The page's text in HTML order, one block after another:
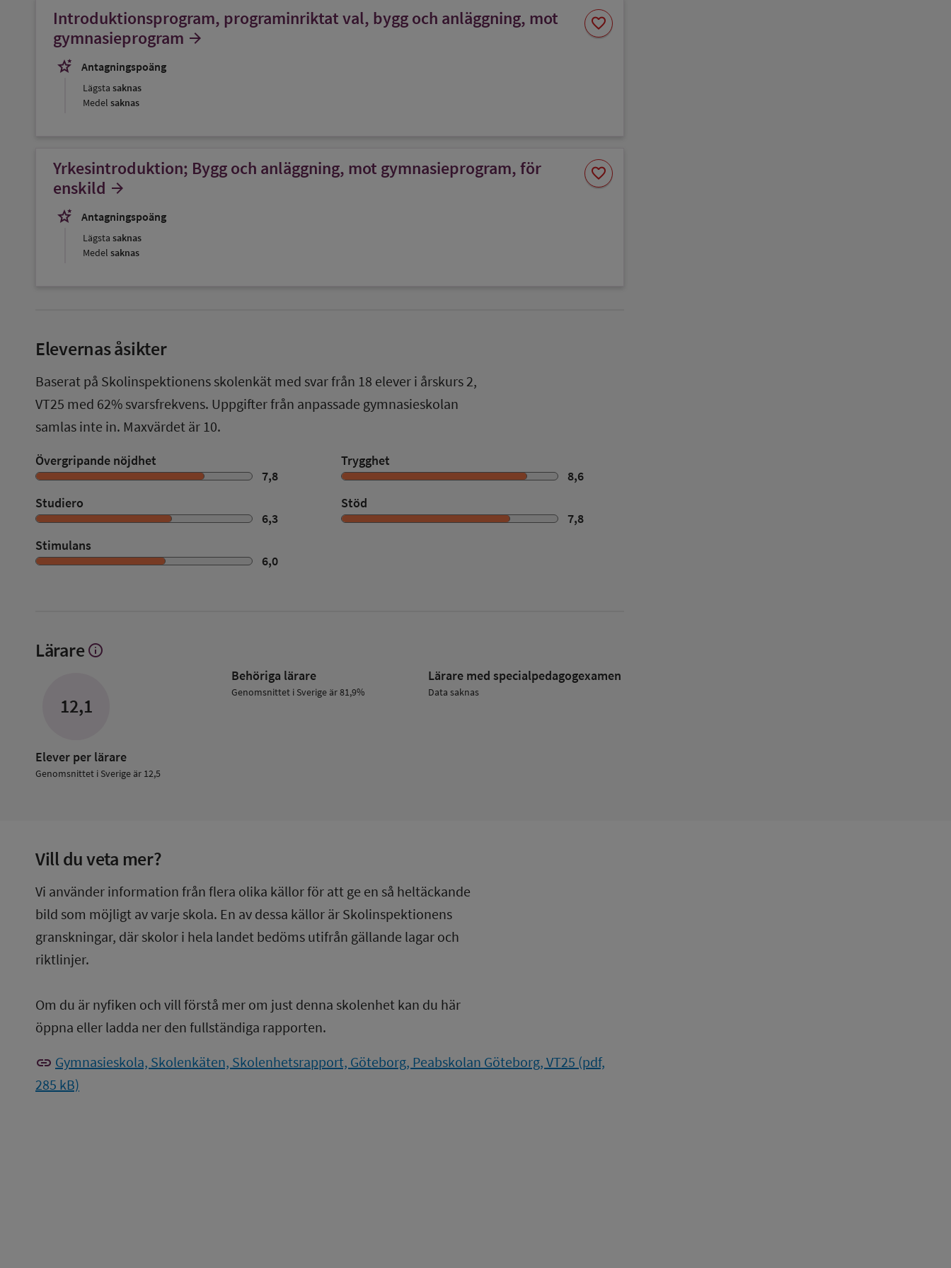
Introduktionsprogram, programinriktat val, bygg och anläggning, mot
gymnasieprogram arrow_forward
stars_2
Antagningspoäng
Lägsta saknas
Medel saknas
favorite
Spara
som
Yrkesintroduktion; Bygg och anläggning, mot gymnasieprogram, för
enskild arrow_forward
stars_2
Antagningspoäng
Lägsta saknas
Medel saknas
favorite
Spara
som
Elevernas åsikter
Baserat på Skolinspektionens skolenkät med svar från 18 elever i årskurs 2,
VT25 med 62% svarsfrekvens. Uppgifter från anpassade gymnasieskolan
samlas inte in. Maxvärdet är 10.
Övergripande nöjdhet
7,8
Trygghet
8,6
Studiero
6,3
Stöd
7,8
Stimulans
6,0
Lärare Visa
info
12,1
Elever per lärare
Genomsnittet i Sverige är 12,5
Behöriga lärare
Genomsnittet i Sverige är 81,9%
Lärare med specialpedagog­examen
Data saknas
Vill du veta mer?
Vi använder information från flera olika källor för att ge en så heltäckande
bild som möjligt av varje skola. En av dessa källor är Skolinspektionens
granskningar, där skolor i hela landet bedöms utifrån gällande lagar och
riktlinjer.
Om du är nyfiken och vill förstå mer om just denna skolenhet kan du här
öppna eller ladda ner den fullständiga rapporten.
link Gymnasieskola, Skolenkäten, Skolenhetsrapport, Göteborg, Peabskolan Göteborg, VT25 (pdf,
285 kB)